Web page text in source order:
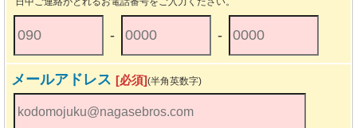
- -
メールアドレス [必須](半角英数字)